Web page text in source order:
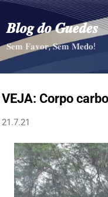
𝑩𝒍𝒐𝒈 𝒅𝒐 𝑮𝒖𝒆𝒅𝒆𝒔
𝐒𝐞𝐦 𝐅𝐚𝐯𝐨𝐫, 𝐒𝐞𝐦 𝐌𝐞𝐝𝐨!
VEJA: Corpo
21.7.21